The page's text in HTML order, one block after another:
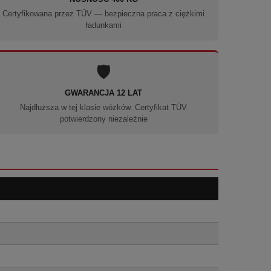
Certyfikowana przez TÜV — bezpieczna praca z ciężkimi
ładunkami
🛡️
GWARANCJA 12 LAT
Najdłuższa w tej klasie wózków. Certyfikat TÜV
potwierdzony niezależnie